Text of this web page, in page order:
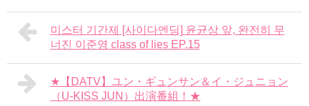
미스터 기간제 [사이다엔딩] 윤균상 앞, 완전히 무
너진 이준영 class of lies EP.15
★【DATV】ユン・ギュンサン＆イ・ジュニョン
（U-KISS JUN）出演番組！★